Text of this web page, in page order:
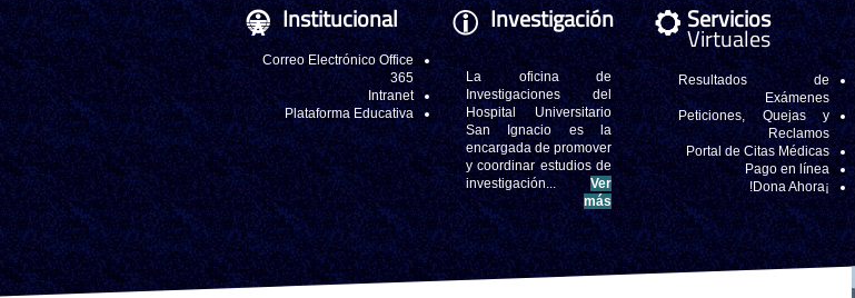
Servicios
Virtuales
Resultados de
Exámenes
Peticiones, Quejas y
Reclamos
Portal de Citas Médicas
Pago en línea
¡Dona Ahora!
Investigación
La oficina de
Investigaciones del
Hospital Universitario
San Ignacio es la
encargada de promover
y coordinar estudios de
investigación...Ver
más
Institucional
Correo Electrónico Office
365
Intranet
Plataforma Educativa